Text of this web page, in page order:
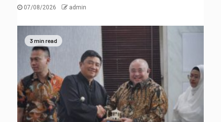
07/08/2026 admin
3 min read